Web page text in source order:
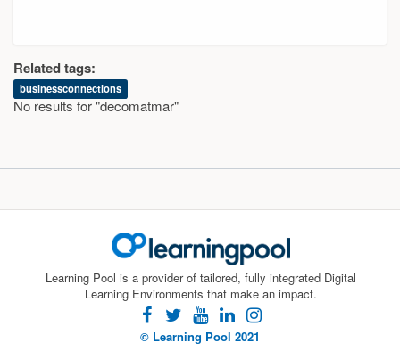
Related tags:
businessconnections
No results for "decomatmar"
Learning Pool is a provider of tailored, fully integrated Digital
Learning Environments that make an impact.
facebook
twitteryoutube
linkedininstagram
© Learning Pool 2021